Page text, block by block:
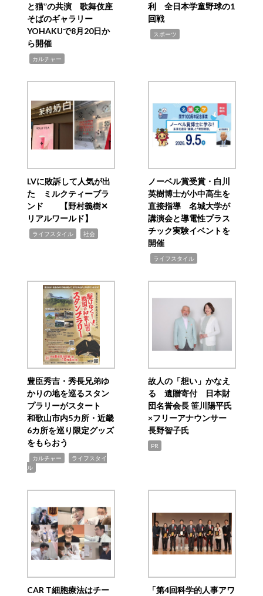
と猫”の共演 歌舞伎座
そばのギャラリー
YOHAKUで8月20日か
ら開催
カルチャー
利 全日本学童野球の1
回戦
スポーツ
LVに敗訴して人気が出
た ミルクティーブラ
ンド 【野村義樹✕
リアルワールド】
ライフスタイル 社会
ノーベル賞受賞・白川
英樹博士が小中高生を
直接指導 名城大学が
講演会と導電性プラス
チック実験イベントを
開催
ライフスタイル
豊臣秀吉・秀長兄弟ゆ
かりの地を巡るスタン
プラリーがスタート
和歌山市内5カ所・近畿
6カ所を巡り限定グッズ
をもらおう
カルチャー
ライフスタイ
ル
故人の「想い」かなえ
る 遺贈寄付 日本財
団名誉会長 笹川陽平氏
×フリーアナウンサー
長野智子氏
PR
CAR T細胞療法はチー
「第4回科学的人事アワ